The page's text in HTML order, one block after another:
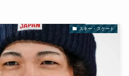
スキー・スケート